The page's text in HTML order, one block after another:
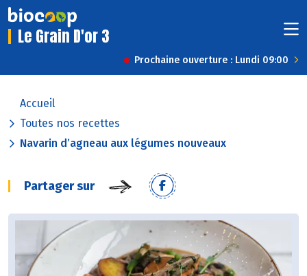
Le Grain D'or 3
Prochaine ouverture : Lundi 09:00
Accueil
Toutes nos recettes
Navarin d’agneau aux légumes nouveaux
Partager sur